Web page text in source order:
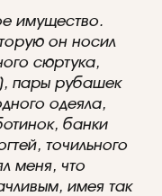
имущество.
он носил
сюртука,
пары рубашек
одеяла,
банки
точильного
меня, что
имея так